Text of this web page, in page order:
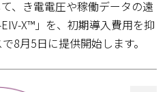
、き電電圧や稼働データの遠
X™」を、初期導入費用を抑
8月5日に提供開始します。